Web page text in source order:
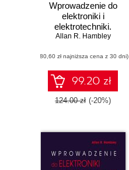
Wprowadzenie do
elektroniki i
elektrotechniki.
Tom 1. Podstawy
elektrycznych
Allan R. Hambley
(80,60 zł najniższa cena z 30 dni)
99.20 zł
124.00 zł (-20%)